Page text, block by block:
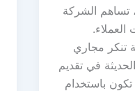
تساهم الشركة
العملاء.
تنكر مجاري
في تقديم
باستخدام